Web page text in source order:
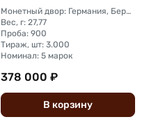
Монетный двор: Германия, Берлин
Вес, г: 27,77
Проба: 900
Тираж, шт: 3.000
Номинал: 5 марок
378 000 ₽
В корзину